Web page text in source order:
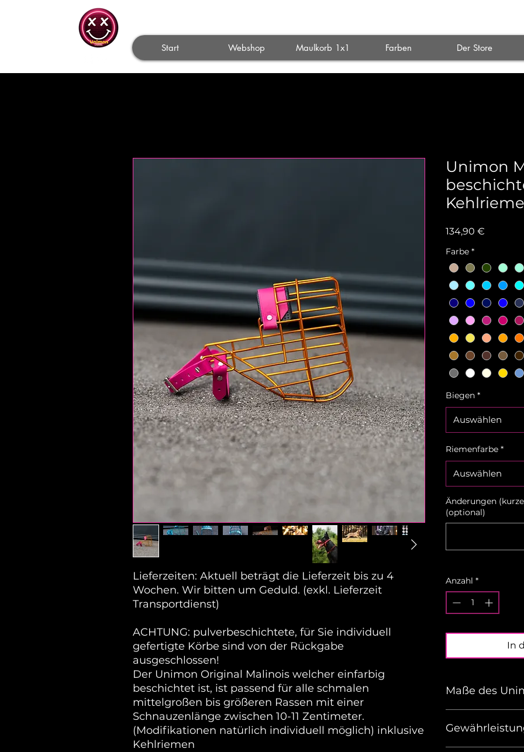
Start Webshop Maulkorb 1x1 Farben Der Store
Lieferzeiten: Aktuell beträgt die Lieferzeit bis zu 4
Wochen. Wir bitten um Geduld. (exkl. Lieferzeit
Transportdienst)
ACHTUNG: pulverbeschichtete, für Sie individuell
gefertigte Körbe sind von der Rückgabe
ausgeschlossen!
Der Unimon Original Malinois welcher einfarbig
beschichtet ist, ist passend für alle schmalen
mittelgroßen bis größeren Rassen mit einer
Schnauzenlänge zwischen 10-11 Zentimeter.
(Modifikationen natürlich individuell möglich) inklusive
Kehlriemen
Unimon
134,90 €
Farbe *
Biegen *
Auswählen
Riemenfarbe *
Auswählen
Änderungen
(optional)
Anzahl *
In
Maße des
Länge (mit 38mm